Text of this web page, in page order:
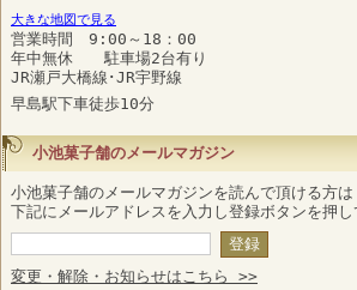
大きな地図で見る
営業時間 9:00～18：00
年中無休 駐車場2台有り
JR瀬戸大橋線･JR宇野線
早島駅下車徒歩10分
小池菓子舗のメールマガジン
小池菓子舗のメールマガジンを読んで頂ける方は
下記にメールアドレスを入力し登録ボタンを押し
変更・解除・お知らせはこちら >>